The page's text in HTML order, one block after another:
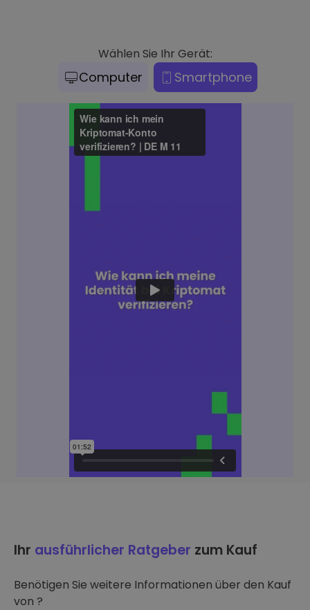
Wählen Sie Ihr Gerät:
Computer Smartphone
Ihr ausführlicher Ratgeber zum Kauf
Benötigen Sie weitere Informationen über den Kauf
von ?